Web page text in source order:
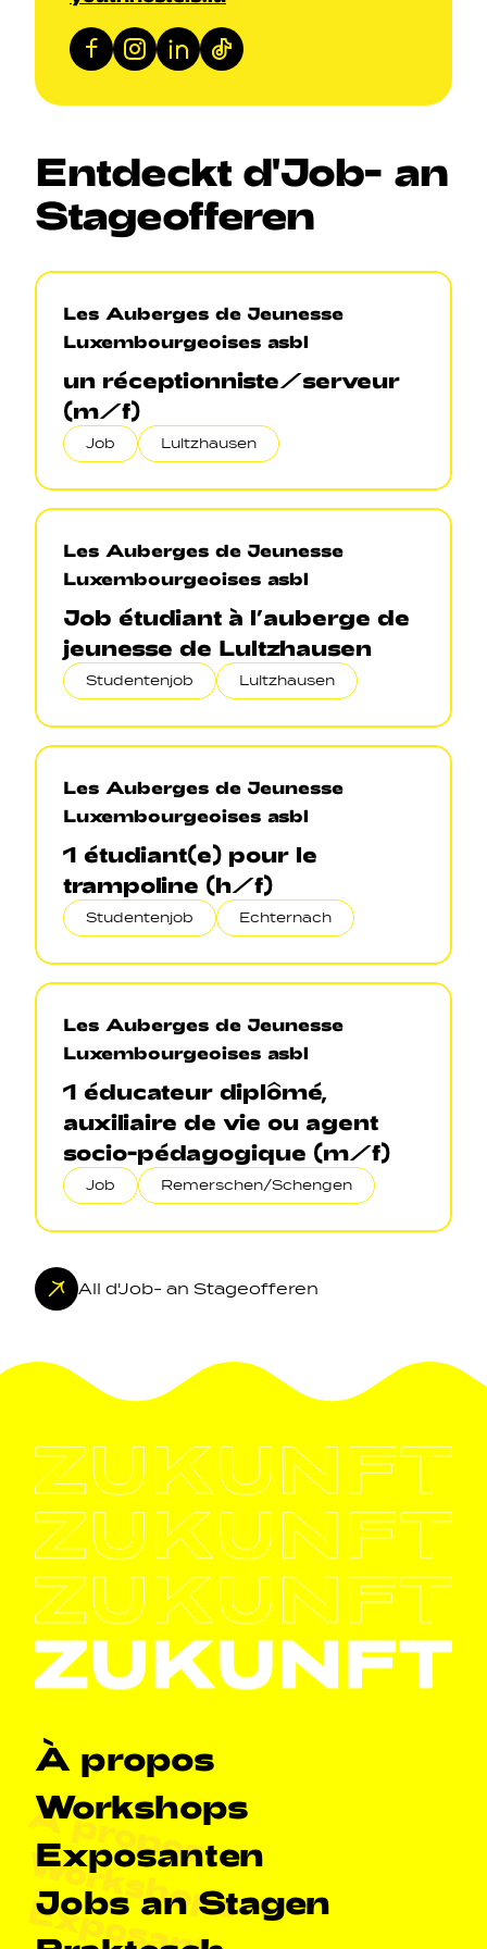
Facebook
Instagram
LinkedIn
TikTok
Entdeckt d'Job- an
Stageofferen
Les Auberges de Jeunesse
Luxembourgeoises asbl
un réceptionniste/serveur
(m/f)
Job Lultzhausen
Les Auberges de Jeunesse
Luxembourgeoises asbl
Job étudiant à l’auberge de
jeunesse de Lultzhausen
Studentenjob Lultzhausen
Les Auberges de Jeunesse
Luxembourgeoises asbl
1 étudiant(e) pour le
trampoline (h/f)
Studentenjob Echternach
Les Auberges de Jeunesse
Luxembourgeoises asbl
1 éducateur diplômé,
auxiliaire de vie ou agent
socio-pédagogique (m/f)
Job Remerschen/Schengen
All d'Job- an Stageofferen
Haapt-Navigatioun
À propos
À propos
Workshops
Workshops
Exposanten
Jobs an Stagen